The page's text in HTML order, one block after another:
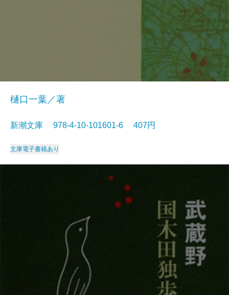
樋口一葉／著
新潮文庫 978-4-10-101601-6 407円
文庫電子書籍あり